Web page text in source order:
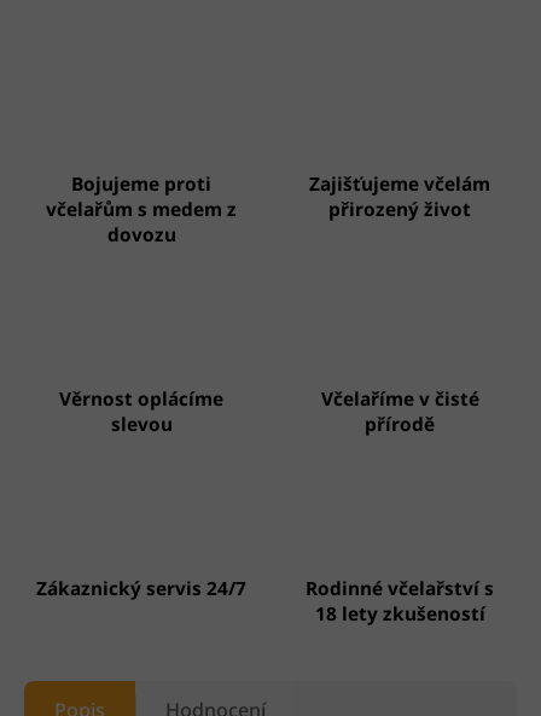
Bojujeme proti
včelařům s medem z
dovozu
Zajišťujeme včelám
přirozený život
Věrnost oplácíme
slevou
Včelaříme v čisté
přírodě
Zákaznický servis 24/7
Rodinné včelařství s
18 lety zkušeností
Popis Hodnocení